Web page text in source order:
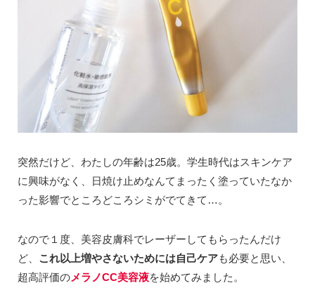
突然だけど、わたしの年齢は25歳。学生時代はスキンケア
に興味がなく、日焼け止めなんてまったく塗っていたなか
った影響でところどころシミがでてきて…。
なので１度、美容皮膚科でレーザーしてもらったんだけ
ど、 これ以上増やさないためには自己ケアも必要と思い、
超高評価のメラノCC美容液を始めてみました。